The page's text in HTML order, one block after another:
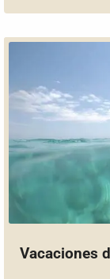
Vacaciones